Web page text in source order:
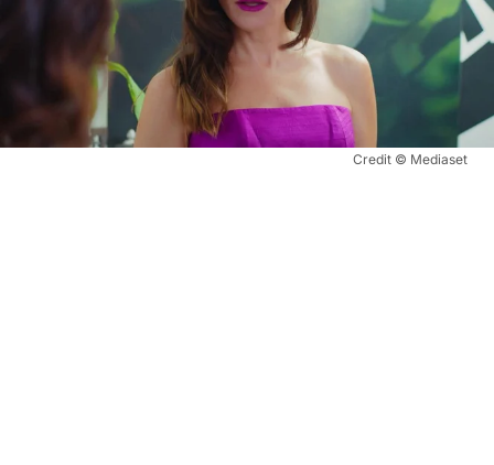
Credit © Mediaset